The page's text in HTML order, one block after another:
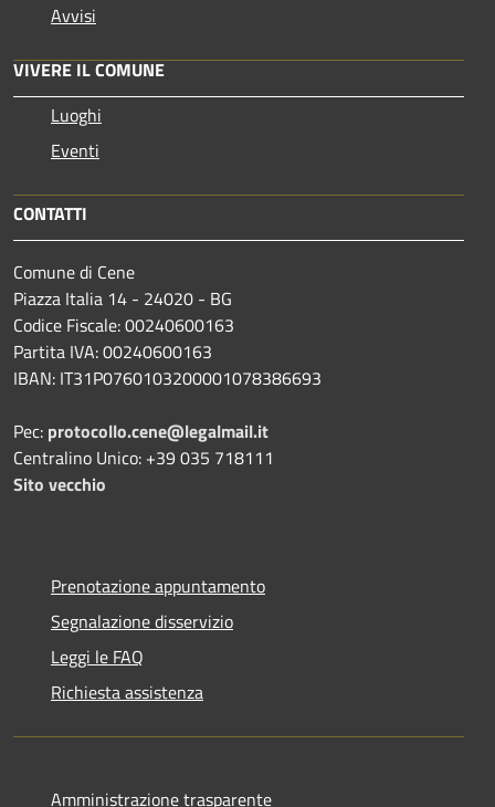
Avvisi
VIVERE IL COMUNE
Luoghi
Eventi
CONTATTI
Comune di Cene
Piazza Italia 14 - 24020 - BG
Codice Fiscale: 00240600163
Partita IVA: 00240600163
IBAN: IT31P0760103200001078386693
Pec: protocollo.cene@legalmail.it
Centralino Unico: +39 035 718111
Sito vecchio
Prenotazione appuntamento
Segnalazione disservizio
Leggi le FAQ
Richiesta assistenza
Amministrazione trasparente